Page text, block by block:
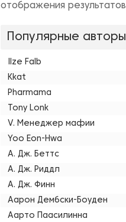
отображения результатов
Популярные авторы
Ilze Falb
Kkat
Pharmama
Tony Lonk
V. Менеджер мафии
Yoo Eon-Hwa
А. Дж. Беттс
А. Дж. Риддл
А. Дж. Финн
Аарон Дембски-Боуден
Аарто Паасилинна